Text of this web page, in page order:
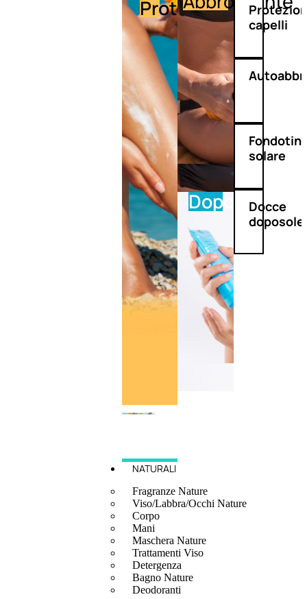
Protezione
Doposole
capelli
solare
Docce
doposole
NATURALI
Fragranze Nature
Viso/Labbra/Occhi Nature
Corpo
Mani
Maschera Nature
Trattamenti Viso
Detergenza
Bagno Nature
Deodoranti